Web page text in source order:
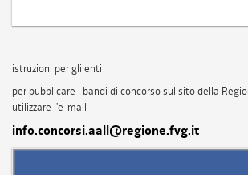
istruzioni per gli enti
per pubblicare i bandi di concorso sul sito della
utilizzare l'e-mail
info.concorsi.aall@regione.fvg.it